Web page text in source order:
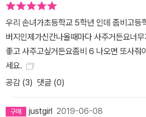
우리 손녀가초등학교 5학년 인데 좀비고등
버지인제가신간나올때마다 사주거든요너
좋고 사주고싶거든요좀비 6 나오면 또사줘
세요.
공감 (3) 댓글 (0)
justgirl 2019-06-08